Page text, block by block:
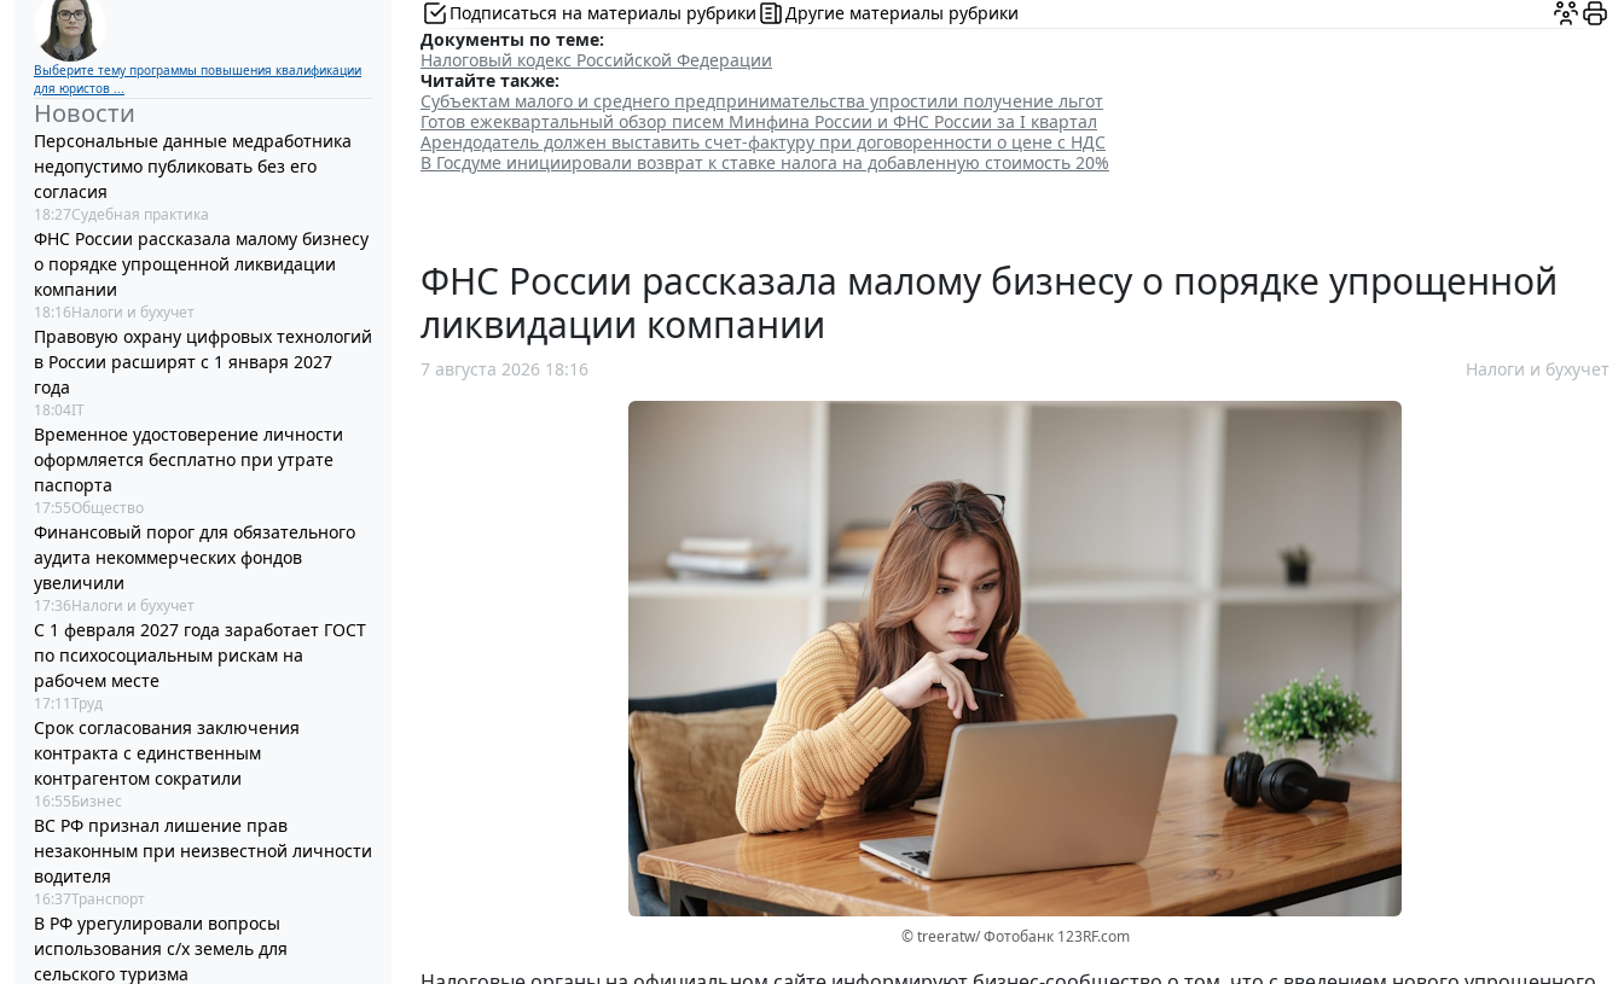
Выберите тему программы повышения квалификации
для юристов ...
Новости
Персональные данные медработника
недопустимо публиковать без его
согласия
18:27Судебная практика
ФНС России рассказала малому бизнесу
о порядке упрощенной ликвидации
компании
18:16Налоги и бухучет
Правовую охрану цифровых технологий
в России расширят с 1 января 2027
года
18:04IT
Временное удостоверение личности
оформляется бесплатно при утрате
паспорта
17:55Общество
Финансовый порог для обязательного
аудита некоммерческих фондов
увеличили
17:36Налоги и бухучет
С 1 февраля 2027 года заработает ГОСТ
по психосоциальным рискам на
рабочем месте
17:11Труд
Срок согласования заключения
контракта с единственным
контрагентом сократили
16:55Бизнес
ВС РФ признал лишение прав
незаконным при неизвестной личности
водителя
16:37Транспорт
В РФ урегулировали вопросы
использования с/х земель для
сельского туризма
Подписаться на материалы рубрики
Другие материалы рубрики
Документы по теме:
Налоговый кодекс Российской Федерации
Читайте также:
Субъектам малого и среднего предпринимательства упростили получение льгот
Готов ежеквартальный обзор писем Минфина России и ФНС России за I квартал
Арендодатель должен выставить счет-фактуру при договоренности о цене с НДС
В Госдуме инициировали возврат к ставке налога на добавленную стоимость 20%
ФНС России рассказала малому бизнесу о порядке упрощенной
ликвидации компании
7 августа 2026 18:16 Налоги и бухучет
© treeratw/ Фотобанк 123RF.com